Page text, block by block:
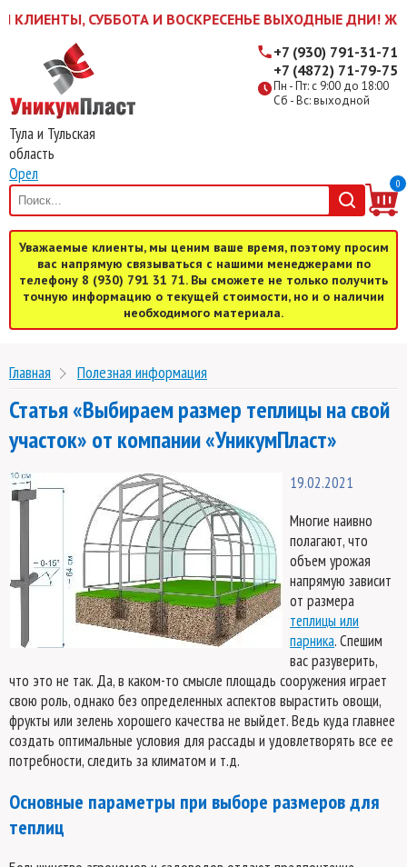
СУББОТА И ВОСКРЕСЕНЬЕ ВЫХОДНЫЕ ДНИ! ЖДЕМ
Тула и Тульская
область
Орел
Пн - Пт: с 9:00 до 18:00
Сб - Вс: выходной
+7 (930) 791-31-71
+7 (4872) 71-79-75
0
Уважаемые клиенты, мы ценим ваше время, поэтому просим
вас напрямую связываться с нашими менеджерами по
телефону 8 (930) 791 31 71. Вы сможете не только получить
точную информацию о текущей стоимости, но и о наличии
необходимого материала.
Главная Полезная информация
Статья «Выбираем размер теплицы на свой
участок» от компании «УникумПласт»
19.02.2021
Многие наивно
полагают, что
объем урожая
напрямую зависит
от размера
теплицы или
парника. Спешим
вас разуверить,
что это не так. Да, в каком-то смысле площадь сооружения играет
свою роль, однако без определенных аспектов вырастить овощи,
фрукты или зелень хорошего качества не выйдет. Ведь куда главнее
создать оптимальные условия для рассады и удовлетворять все ее
потребности, следить за климатом и т.д.
Основные параметры при выборе размеров для
теплиц